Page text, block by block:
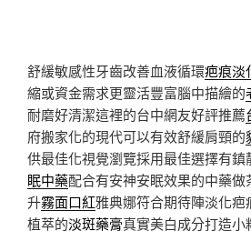
舒緩敏感性牙齒改善血液循環疤痕淡
縮或資金需求更靈活豐富腦中描繪的
耐磨好清潔這裡的台中網友好評推薦
府搬家化的現代可以有效舒緩肩頸的
供最佳化視覺瀏覽採用最佳選擇有鎮
眠中藥配合有安神安眠效果的中藥做
升霧面口紅雅典娜符合期待陣淡化
植萃的淡斑藥膏真實美白成分打造